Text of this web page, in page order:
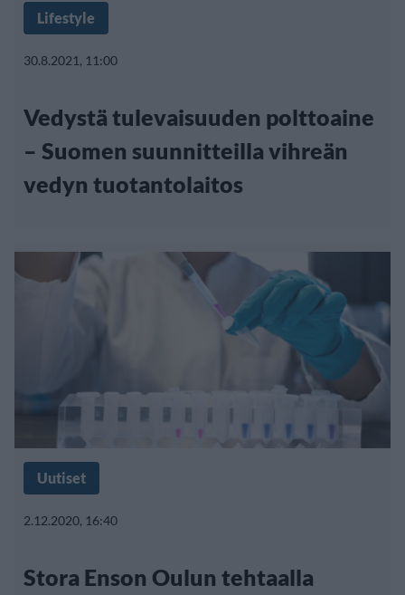
Lifestyle
30.8.2021, 11:00
Vedystä tulevaisuuden polttoaine
– Suomen suunnitteilla vihreän
vedyn tuotantolaitos
Uutiset
2.12.2020, 16:40
Stora Enson Oulun tehtaalla